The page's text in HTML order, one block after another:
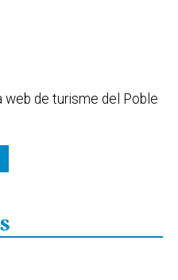
de turisme del Poble